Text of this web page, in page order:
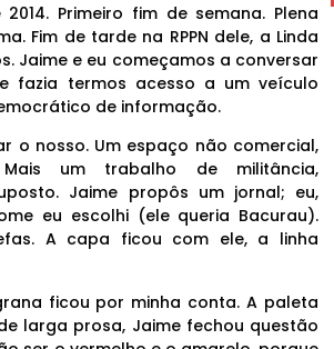
Primeiro fim de semana. Plena
Fim de tarde na RPPN dele, a Linda
Jaime e eu começamos a conversar
fazia termos acesso a um veículo
de informação.
o nosso. Um espaço não comercial,
um trabalho de militância,
Jaime propôs um jornal; eu,
eu escolhi (ele queria Bacurau).
A capa ficou com ele, a linha
ficou por minha conta. A paleta
larga prosa, Jaime fechou questão